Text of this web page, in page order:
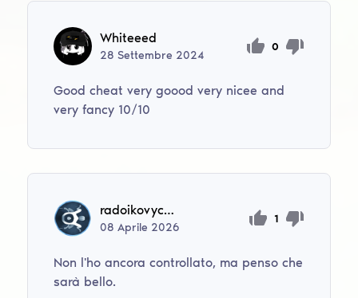
Whiteeed
28Settembre 2024
0
Good cheat very goood very nicee and
very fancy 10/10
radoikovychroman
08Aprile 2026
1
Non l'ho ancora controllato, ma penso che
sarà bello.